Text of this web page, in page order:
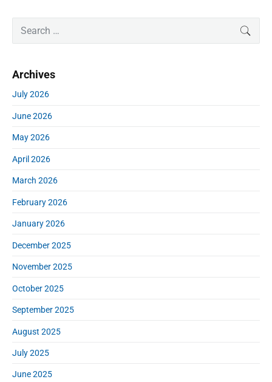
g
a
i
o
o
u
o
s
x
a
y
S
d
b
a
c
h
o
Archives
July 2026
June 2026
May 2026
April 2026
March 2026
February 2026
January 2026
December 2025
November 2025
October 2025
September 2025
August 2025
July 2025
June 2025